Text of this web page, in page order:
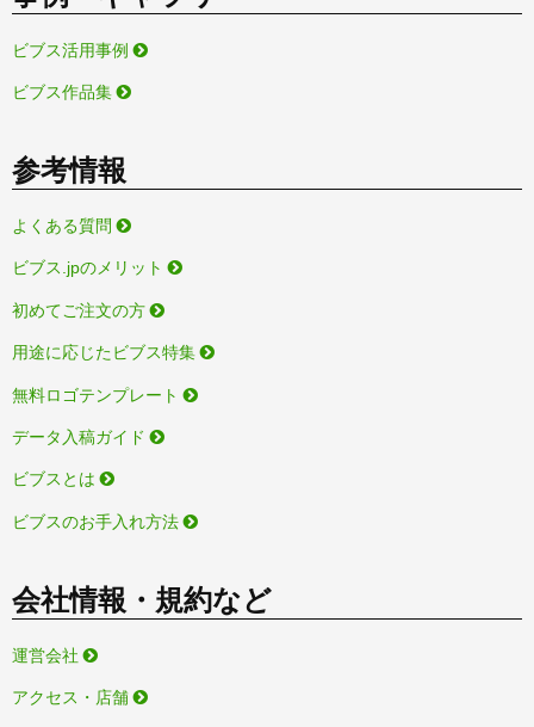
ビブス活用事例
ビブス作品集
参考情報
よくある質問
ビブス.jpのメリット
初めてご注文の方
用途に応じたビブス特集
無料ロゴテンプレート
データ入稿ガイド
ビブスとは
ビブスのお手入れ方法
会社情報・規約など
運営会社
アクセス・店舗